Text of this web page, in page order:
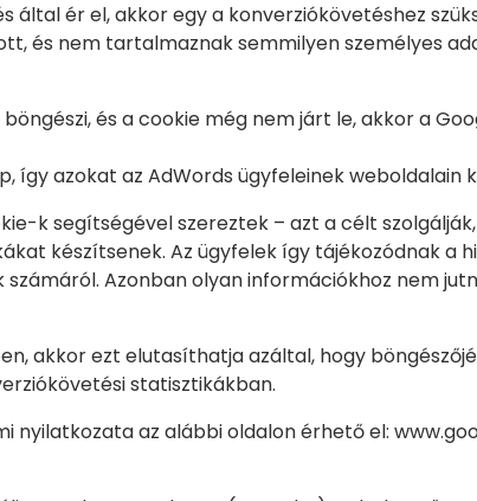
ér el, akkor egy a konverziókövetéshez
és nem tartalmaznak semmilyen személyes
és a cookie még nem járt le, akkor a
így azokat az AdWords ügyfeleinek
k segítségével szereztek – azt a célt
készítsenek. Az ügyfelek így tájékozódnak a
Azonban olyan információkhoz nem
akkor ezt elutasíthatja azáltal, hogy
statisztikákban.
nyilatkozata az alábbi oldalon érhető el: